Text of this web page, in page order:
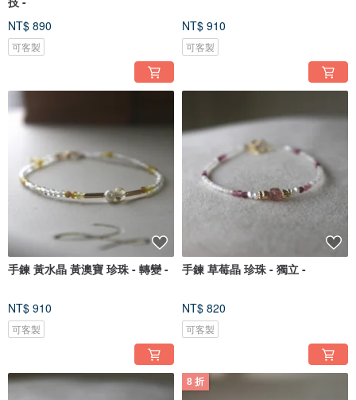
NT$ 890
可客製
NT$ 910
可客製
手鍊 黃水晶 黃澳寶 珍珠 - 轉變 -
NT$ 910
可客製
手鍊 草莓晶 珍珠 - 獨立 -
NT$ 820
可客製
8 折